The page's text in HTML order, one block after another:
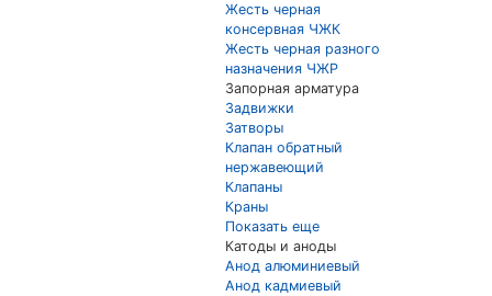
Жесть черная
консервная ЧЖК
Жесть черная разного
назначения ЧЖР
Запорная арматура
Задвижки
Затворы
Клапан обратный
нержавеющий
Клапаны
Краны
Показать еще
Катоды и аноды
Анод алюминиевый
Анод кадмиевый